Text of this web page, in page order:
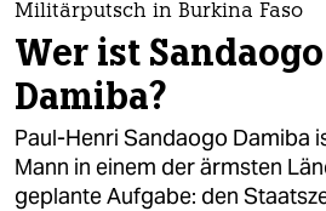
themen
politik
öko
gesellschaft
Militärputsch in Burkina Faso
Wer ist
Damiba?
Paul-Henri Sandaogo Damiba
Mann in einem der ärmsten
geplante Aufgabe: den